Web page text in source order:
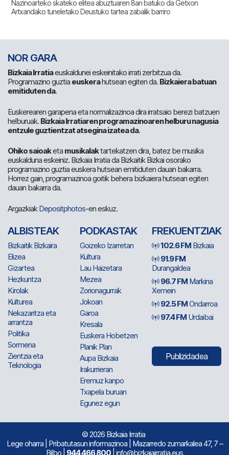
Nazinoarteko skateko elitea abuztuaren 8an batuko da Getxon
Artxandako tuneletako Deustuko tartea zabalik barriro
NOR GARA
Bizkaia Irratiaeuskaldunei eskeinitako irrati zerbitzua da.
Programazino guztia euskerahutsean egiten da. Bizkaiera batuan
emitiduten da.
Euskerearen garapena eta normalizazinoa dira irratsaio berezi batzuen
helburuak. Bizkaia Irratiaren programazinoaren helburu nagusia
entzule guztientzat atsegina izatea da.
Ohiko saioaketa musikalaktartekatzen dira, batez be musika
euskalduna eskeiniz. Bizkaia Irratia da Bizkaitik Bizkai osorako
programazino guztia euskera hutsean emitiduten dauan bakarra.
Horrez gain, programazinoa goitik behera bizkaiera hutsean egiten
dauan bakarra da.
ArgazkiakDepositphotos-en eskuz.
ALBISTEAK
Bizkaitik Bizkaira
Elizea
Gizartea
Hezkuntza
Kirolak
Kulturea
Nekazaritza eta
arrantza
Politika
Sormena
Zientzia eta
Teknologia
PODKASTAK
Goizeko Izarretan
Kultura
Lau Haizetara
Mezea
Zorionagurrak
Jokoan
Garoa
Kresala
Euskera Hobetzen
Planik Plan
Aupa Bizkaia
Irakurrieran
Eremuz kanpo
Txapela buruan
Egunez egun
FREKUENTZIAK
102.6 FM Bizkaia
91.9 FM
Durangaldea
96.7 FM Markina
Xemein
92.5 FMOndarroa
97.4 FM Urdaibai
Publizidadea
© 2026 Bizkaia Irratia
Lege oharra| Pribatutasun informazinoa| Mazarredo zumarkalea 47, 7 –
Bilbo | 944 466 800 | info@bizkaiairratia.eus